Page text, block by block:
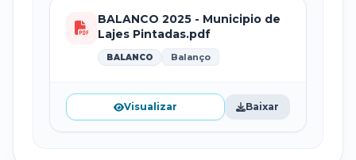
BALANCO 2025 - Municipio de
Lajes Pintadas.pdf
BALANCO Balanço
Visualizar Baixar